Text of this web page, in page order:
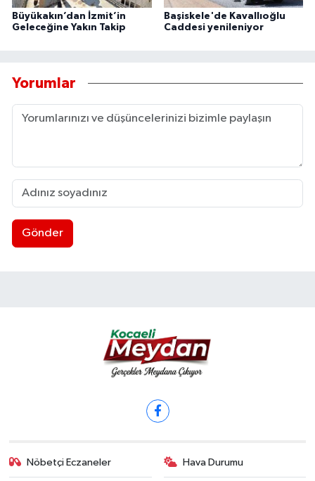
Büyükakın’dan İzmit’in
Geleceğine Yakın Takip
Başiskele'de Kavallıoğlu
Caddesi yenileniyor
Yorumlar
Gönder
Nöbetçi Eczaneler Hava Durumu